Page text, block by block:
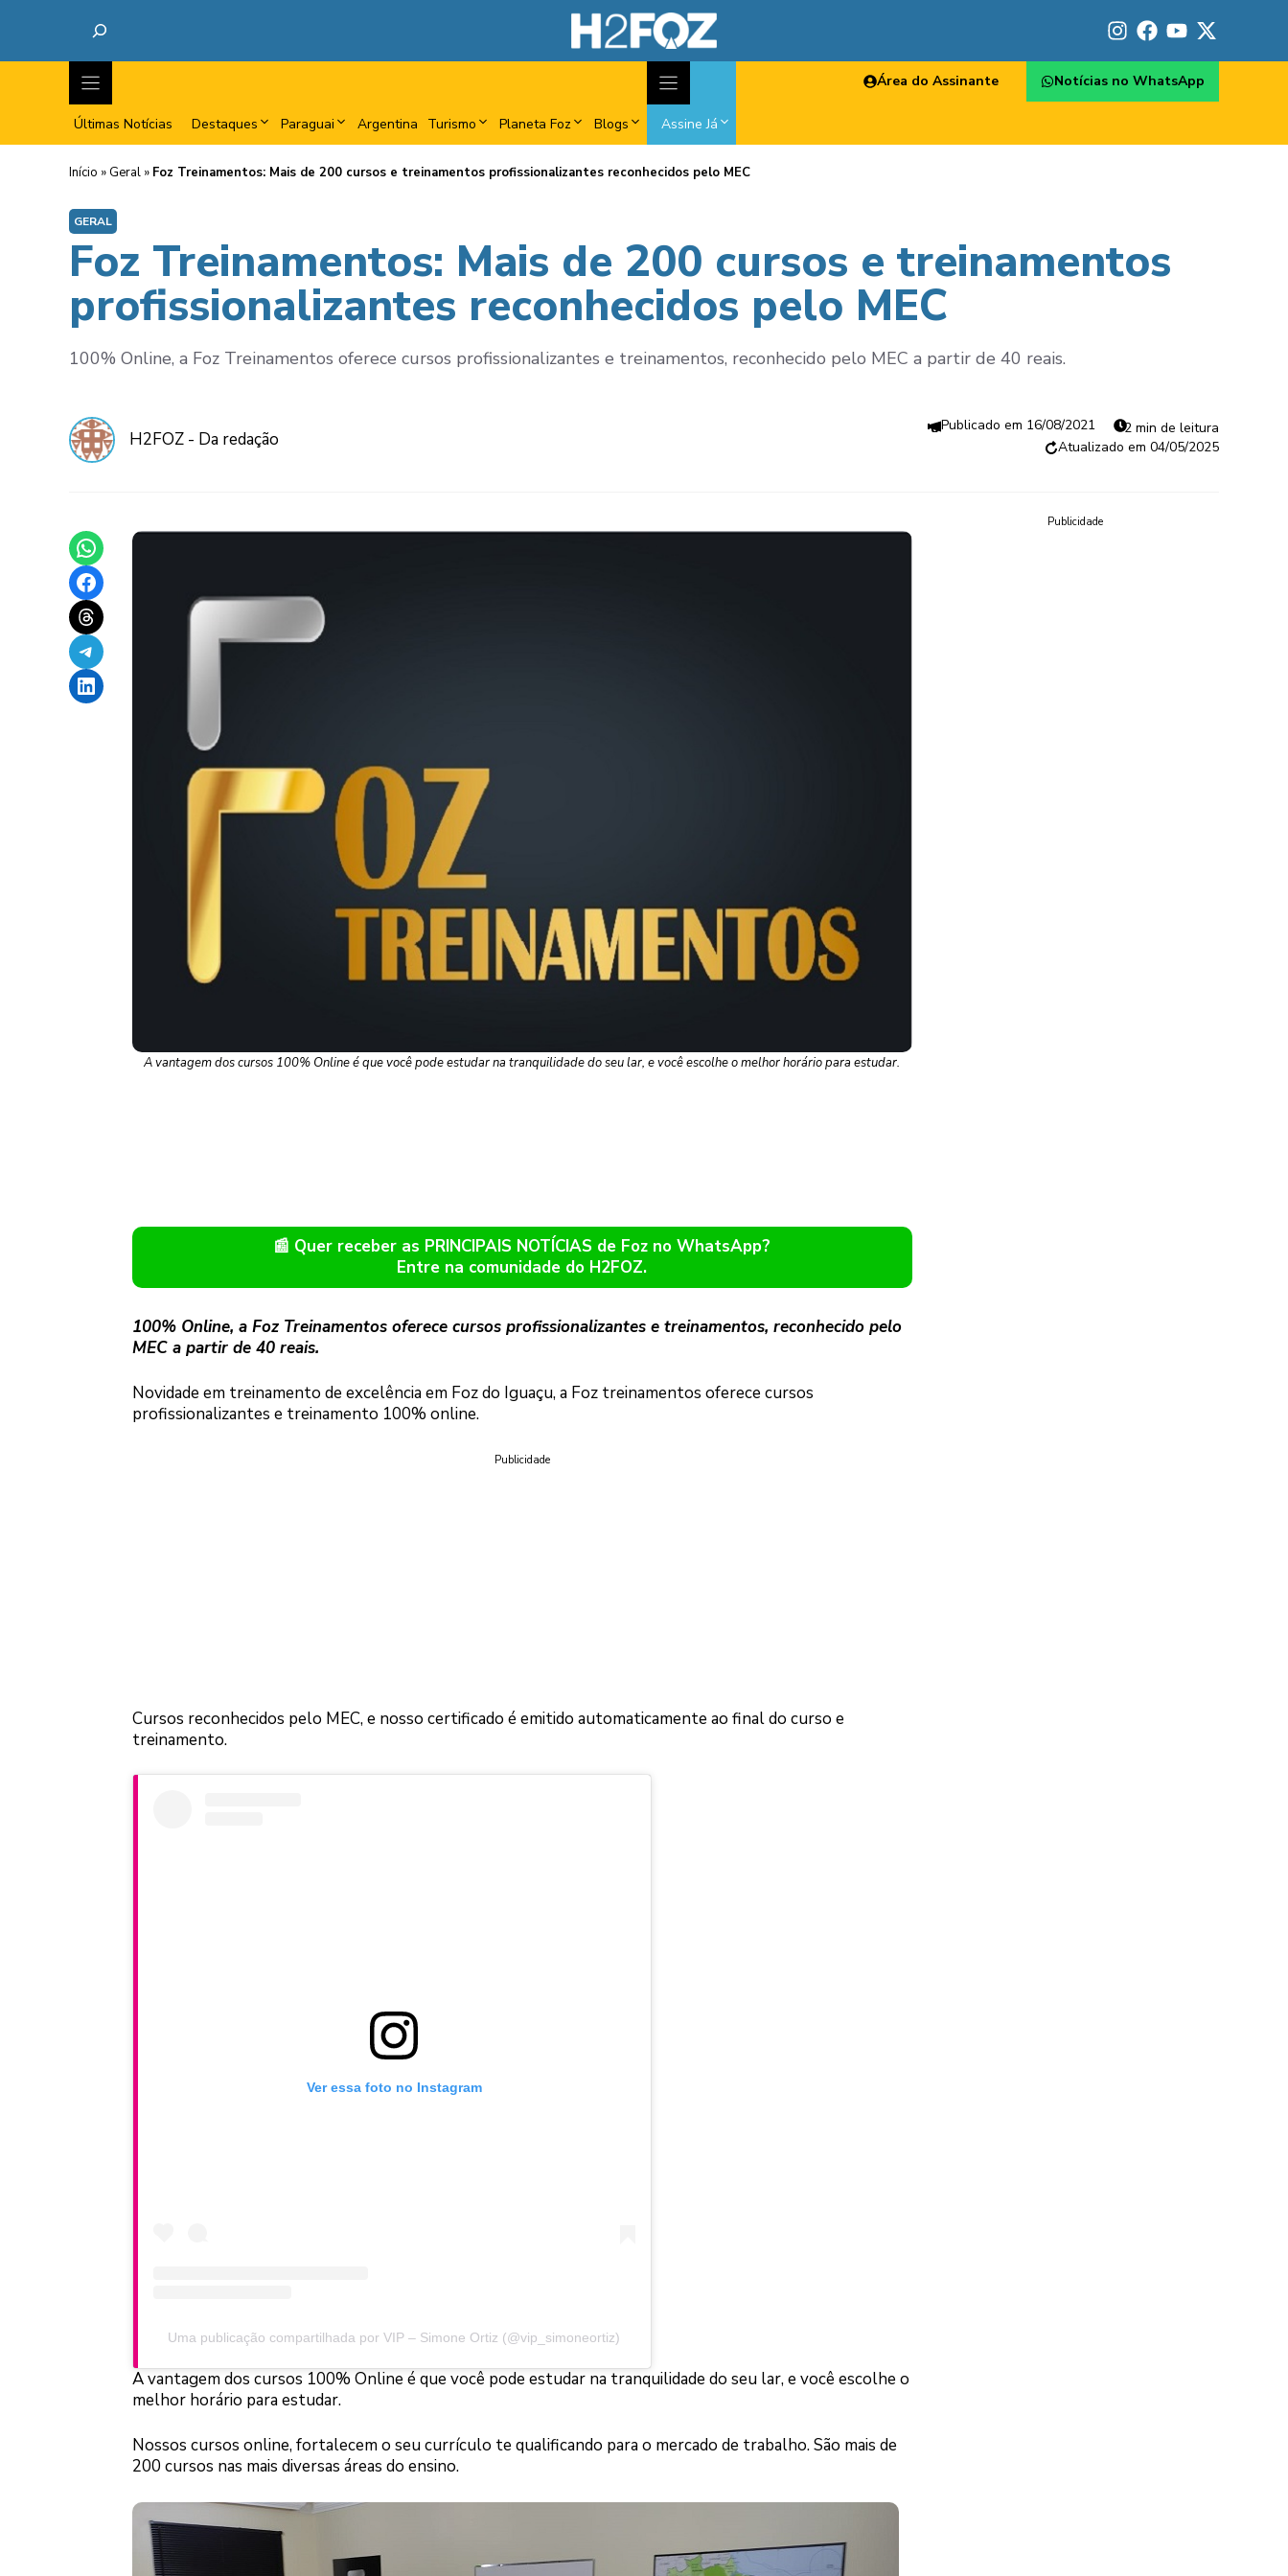
Últimas Notícias Destaques Paraguai Argentina Turismo Planeta Foz Blogs Assine Já
Área do Assinante Notícias no WhatsApp
Início » Geral » Foz Treinamentos: Mais de 200 cursos e treinamentos profissionalizantes reconhecidos pelo MEC
GERAL
Foz Treinamentos: Mais de 200 cursos e treinamentos
profissionalizantes reconhecidos pelo MEC
100% Online, a Foz Treinamentos oferece cursos profissionalizantes e treinamentos, reconhecido pelo MEC a partir de 40 reais.
H2FOZ - Da redação
16/08/2021
2 min de leitura
04/05/2025
Share on WhatsApp
Share on Facebook
Share on Threads
Share on Telegram
Share on LinkedIn
A vantagem dos cursos 100% Online é que você pode estudar na tranquilidade do seu lar, e você escolhe o melhor horário para estudar.
📰 Quer receber as PRINCIPAIS NOTÍCIAS de Foz no WhatsApp?
Entre na comunidade do H2FOZ.
100% Online, a Foz Treinamentos oferece cursos profissionalizantes e treinamentos, reconhecido pelo
MEC a partir de 40 reais.
Novidade em treinamento de excelência em Foz do Iguaçu, a Foz treinamentos oferece cursos
profissionalizantes e treinamento 100% online.
Publicidade
Cursos reconhecidos pelo MEC, e nosso certificado é emitido automaticamente ao final do curso e
treinamento.
Ver essa foto no Instagram
Uma publicação compartilhada por VIP – Simone Ortiz (@vip_simoneortiz)
A vantagem dos cursos 100% Online é que você pode estudar na tranquilidade do seu lar, e você escolhe o
melhor horário para estudar.
Nossos cursos online, fortalecem o seu currículo te qualificando para o mercado de trabalho. São mais de
200 cursos nas mais diversas áreas do ensino.
Publicidade